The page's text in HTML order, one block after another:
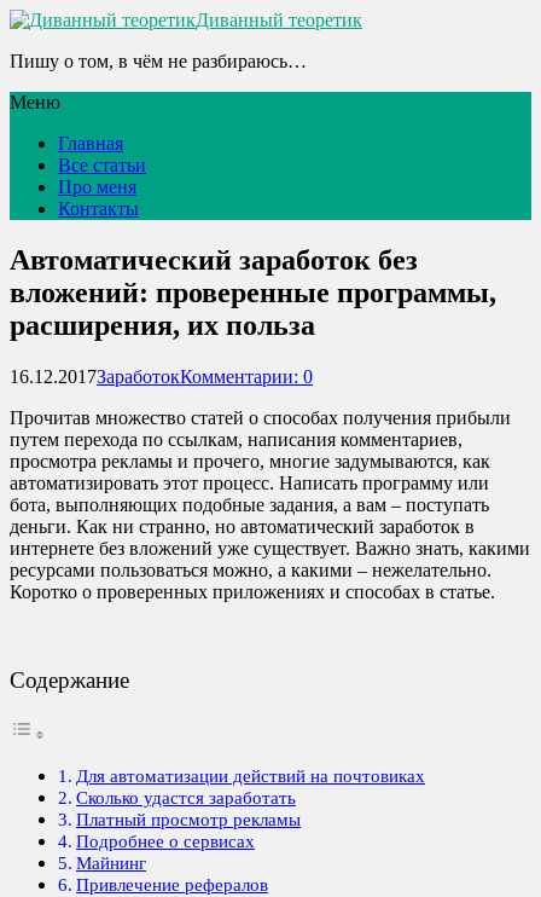
Диванный теоретик
Пишу о том, в чём не разбираюсь…
Меню
Главная
Все статьи
Про меня
Контакты
Автоматический заработок без
вложений: проверенные программы,
расширения, их польза
16.12.2017ЗаработокКомментарии: 0
Прочитав множество статей о способах получения прибыли
путем перехода по ссылкам, написания комментариев,
просмотра рекламы и прочего, многие задумываются, как
автоматизировать этот процесс. Написать программу или
бота, выполняющих подобные задания, а вам – поступать
деньги. Как ни странно, но автоматический заработок в
интернете без вложений уже существует. Важно знать, какими
ресурсами пользоваться можно, а какими – нежелательно.
Коротко о проверенных приложениях и способах в статье.
Содержание
Для автоматизации действий на почтовиках
Сколько удастся заработать
Платный просмотр рекламы
Подробнее о сервисах
Майнинг
Привлечение рефералов